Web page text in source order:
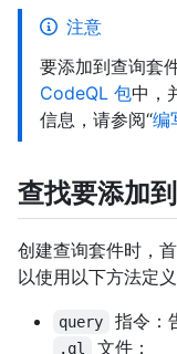
注意
要添加到查询套
CodeQL 包中，
信息，请参阅“编
查找要添加
创建查询套件时，
以使用以下方法定
query 指令：
.ql 文件：